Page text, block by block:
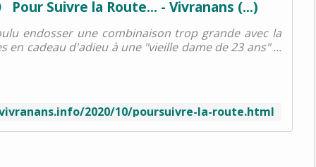
Pour Suivre la Route... - Vivranans (...)
endosser une combinaison trop grande avec la
cadeau d'adieu à une "vieille dame de 23 ans" ...
2020/10/poursuivre-la-route.html